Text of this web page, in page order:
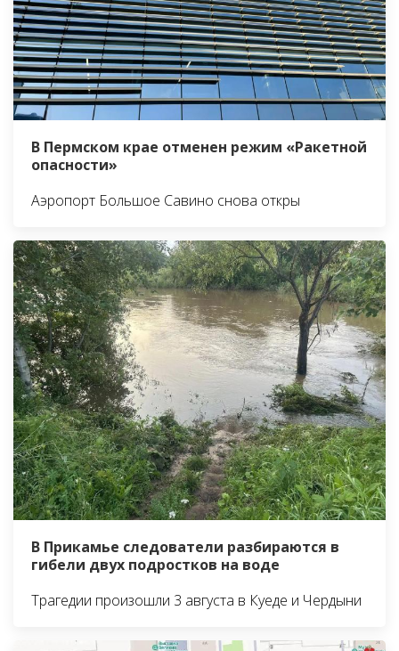
В Пермском крае отменен режим «Ракетной
опасности»
Аэропорт Большое Савино снова откры
В Прикамье следователи разбираются в
гибели двух подростков на воде
Трагедии произошли 3 августа в Куеде и Чердыни